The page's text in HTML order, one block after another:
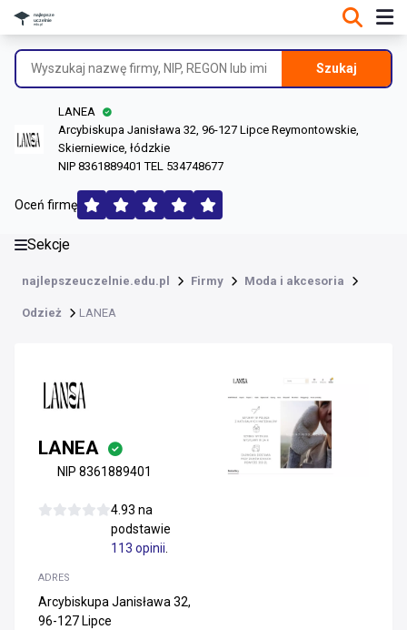
Szukaj
LANEA
Arcybiskupa Janisława 32, 96-127 Lipce Reymontowskie,
Skierniewice, łódzkie
NIP 8361889401 TEL 534748677
Oceń firmę
Sekcje
najlepszeuczelnie.edu.pl Firmy Moda i akcesoria
Odzież LANEA
Informacje o firmie
Dane rejestrowe
Lokalizacje
Opinie (113)
LANEA
NIP 8361889401
4.93 na
podstawie
113 opinii
ADRES
Arcybiskupa Janisława 32,
96-127 Lipce